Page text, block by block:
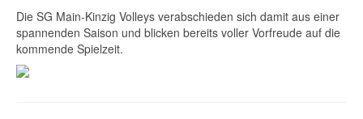
Die SG Main-Kinzig Volleys verabschieden sich damit aus einer
spannenden Saison und blicken bereits voller Vorfreude auf die
kommende Spielzeit.